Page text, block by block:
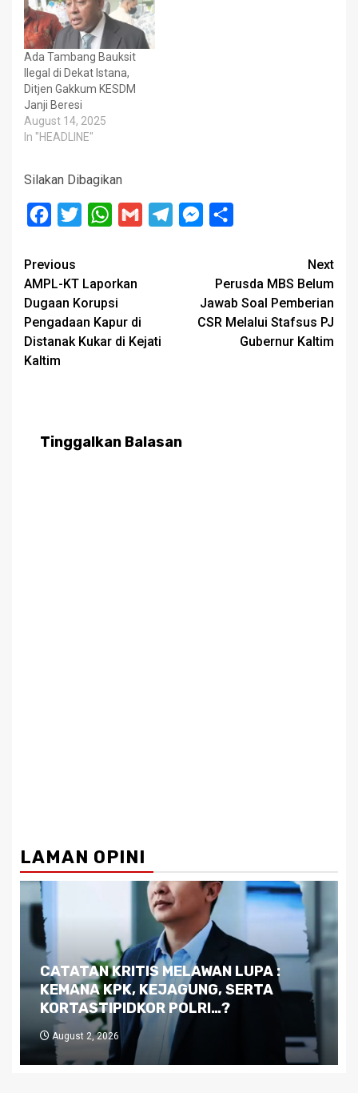
Ada Tambang Bauksit
Ilegal di Dekat Istana,
Ditjen Gakkum KESDM
Janji Beresi
August 14, 2025
In "HEADLINE"
Silakan Dibagikan
Facebook
Twitter WhatsApp
Gmail TelegramMessenger
Post
navigation
Previous
AMPL-KT Laporkan
Dugaan Korupsi
Pengadaan Kapur di
Distanak Kukar di Kejati
Kaltim
Next
Perusda MBS Belum
Jawab Soal Pemberian
CSR Melalui Stafsus PJ
Gubernur Kaltim
Tinggalkan Balasan
LAMAN OPINI
Dilema Kaltim di Tengah Krisis:
Kutukan Sumber Daya Alam dan
Pemimpin yang Tak Kreatif
July 29, 2026